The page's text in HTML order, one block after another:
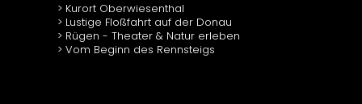
Kurort Oberwiesenthal
Lustige Floßfahrt auf der Donau
Rügen - Theater & Natur erleben
Vom Beginn des Rennsteigs